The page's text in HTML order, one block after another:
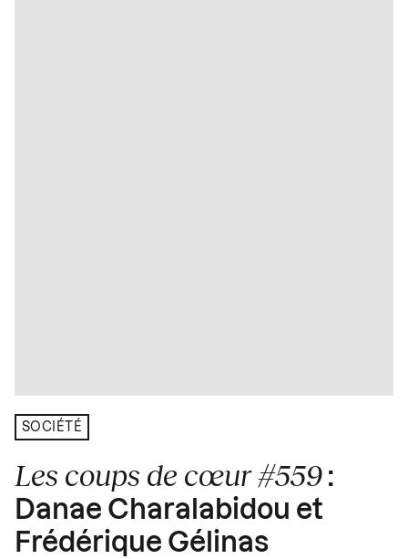
SOCIÉTÉ
Les coups de cœur #559 :
Danae Charalabidou et
Frédérique Gélinas